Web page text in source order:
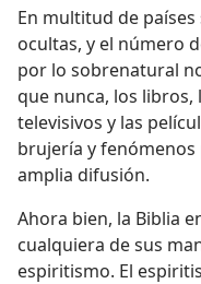
En multitud de
ocultas, y el número
por lo sobrenatural
que nunca, los
televisivos y las
brujería y
amplia difusión.
Ahora bien, la Biblia
cualquiera de sus
espiritismo. El